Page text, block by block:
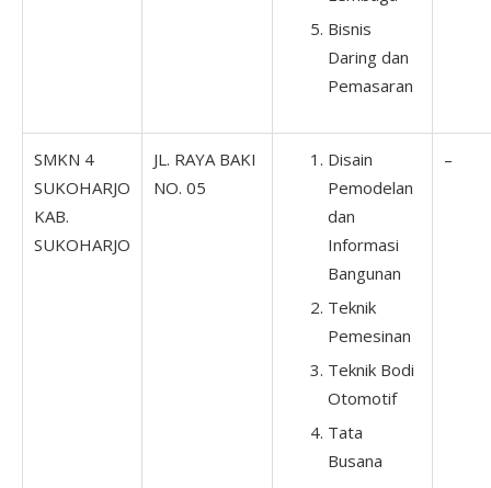
Bisnis
Daring dan
Pemasaran
SMKN 4
SUKOHARJO
KAB.
SUKOHARJO
JL. RAYA BAKI
NO. 05
Disain
Pemodelan
dan
Informasi
Bangunan
Teknik
Pemesinan
Teknik Bodi
Otomotif
Tata
Busana
–